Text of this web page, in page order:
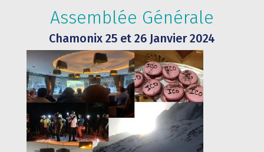
Assemblée Générale
Chamonix 25 et 26 Janvier 2024